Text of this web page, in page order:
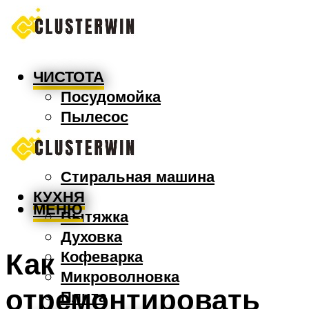
ЧИСТОТА
Посудомойка
Пылесос
Утюг
Швабра
Стиральная машина
КУХНЯ
Вытяжка
Духовка
Кофеварка
Микроволновка
Плита
МЕНЮ
Как
отремонтировать